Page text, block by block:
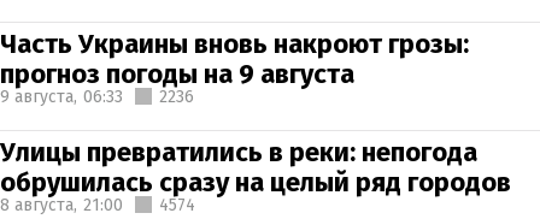
Часть Украины вновь накроют грозы:
прогноз погоды на 9 августа
9 августа, 06:33 2236
Улицы превратились в реки: непогода
обрушилась сразу на целый ряд городов
8 августа, 21:00 4574